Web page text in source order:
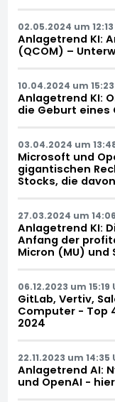
02.05.2024 um
Anlagetrend KI:
(QCOM) –
10.04.2024 um
Anlagetrend KI:
die Geburt eines
03.04.2024 um
Microsoft und
gigantischen
Stocks, die
27.03.2024 um
Anlagetrend KI:
Anfang der
Micron (MU) und
06.12.2023 um 15:19
GitLab, Vertiv,
Computer - Top
2024
22.11.2023 um 14:35
Anlagetrend AI:
und OpenAI -